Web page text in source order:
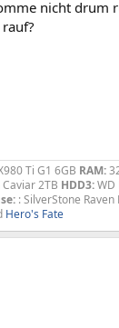
nicht drum
Ti G1 6GB RAM:
2TB HDD3:WD
: SilverStone Raven
Hero's Fate